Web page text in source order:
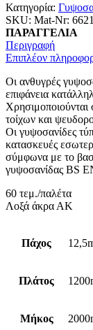
Κατηγορία:
SKU: Mat-Nr:
ΠΑΡΑΓΓΕΛΙΑ
Περιγραφή
Επιπλέον
Οι ανθυγρές
επιφάνεια
Χρησιμοποιούνται
τοίχων και
Οι γυψοσανίδες
κατασκευές
σύμφωνα με το
γυψοσανίδας BS
60 τεμ./παλέτα
Λοξά άκρα ΑΚ
Πάχος
Πλάτος
Μήκος